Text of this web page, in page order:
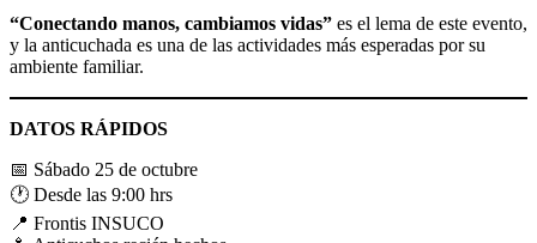
“Conectando manos, cambiamos vidas” es el lema de este evento,
y la anticuchada es una de las actividades más esperadas por su
ambiente familiar.
DATOS RÁPIDOS
📅 Sábado 25 de octubre
🕐 Desde las 9:00 hrs
📍 Frontis INSUCO